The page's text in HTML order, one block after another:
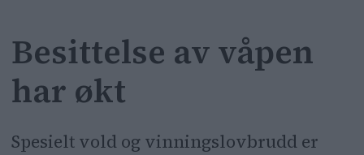
Besittelse av våpen
har økt
Spesielt vold og vinningslovbrudd er